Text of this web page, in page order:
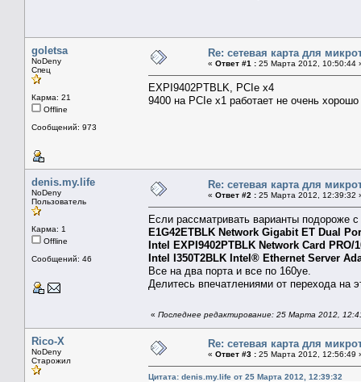
goletsa
NoDeny
Спец
Карма: 21
Offline
Сообщений: 973
Re: сетевая карта для
« Ответ #1 : 25 Марта 2012, 10:50:44
EXPI9402PTBLK, PCIe x4
9400 на PCIe x1 работает не очень
denis.my.life
NoDeny
Пользователь
Карма: 1
Offline
Сообщений: 46
Re: сетевая карта для
« Ответ #2 : 25 Марта 2012, 12:39:32
Если рассматривать варианты подороже
E1G42ETBLK Network Gigabit ET Dual
Intel EXPI9402PTBLK Network Card
Intel I350T2BLK Intel® Ethernet Server
Все на два порта и все по 160уе.
Делитесь впечатлениями от перехода на
« Последнее редактирование: 25 Марта 2012,
Rico-X
NoDeny
Старожил
Re: сетевая карта для
« Ответ #3 : 25 Марта 2012, 12:56:49
Цитата: denis.my.life от 25 Марта 2012, 12:39:32